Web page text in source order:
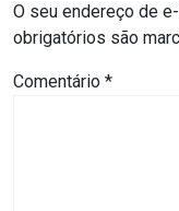
DO
RN
O seu endereço de
obrigatórios são
Comentário *